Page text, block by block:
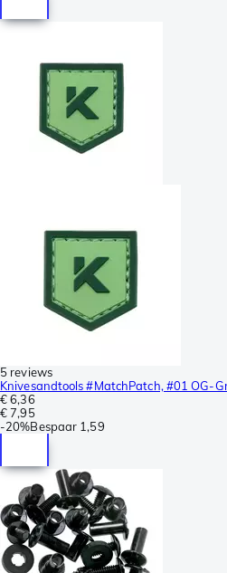
5 reviews
Knivesandtools #MatchPatch, #01 OG-
€ 6,36
€ 7,95
-20%Bespaar 1,59